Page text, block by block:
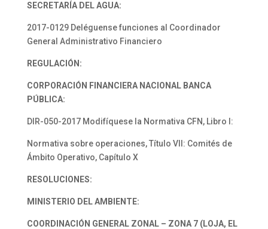
SECRETARÍA DEL AGUA:
2017-0129 Deléguense funciones al Coordinador
General Administrativo Financiero
REGULACIÓN:
CORPORACIÓN FINANCIERA NACIONAL BANCA
PÚBLICA:
DIR-050-2017 Modifíquese la Normativa CFN, Libro I:
Normativa sobre operaciones, Título VII: Comités de
Ámbito Operativo, Capítulo X
RESOLUCIONES:
MINISTERIO DEL AMBIENTE:
COORDINACIÓN GENERAL ZONAL – ZONA 7 (LOJA, EL